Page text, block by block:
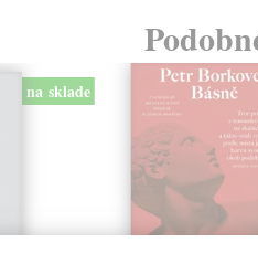
na sklade